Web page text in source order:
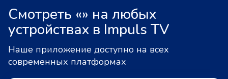
Смотреть «» на любых
устройствах в Impuls TV
Наше приложение доступно на всех
современных платформах